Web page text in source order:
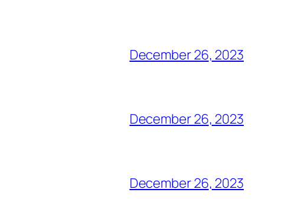
December 26, 2023
December 26, 2023
December 26, 2023